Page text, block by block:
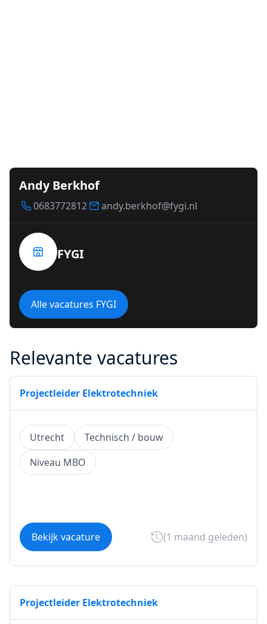
Andy Berkhof
0683772812 andy.berkhof@fygi.nl
FYGI
Alle vacatures FYGI
Relevante vacatures
Projectleider Elektrotechniek
Utrecht
Technisch / bouw
Niveau MBO
Bekijk vacature (1 maand geleden)
Projectleider Elektrotechniek